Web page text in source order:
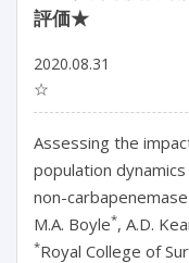
評価★
2020.08.31
☆
Assessing the
population
non-
M.A. Boyle*, A.D.
*Royal College of